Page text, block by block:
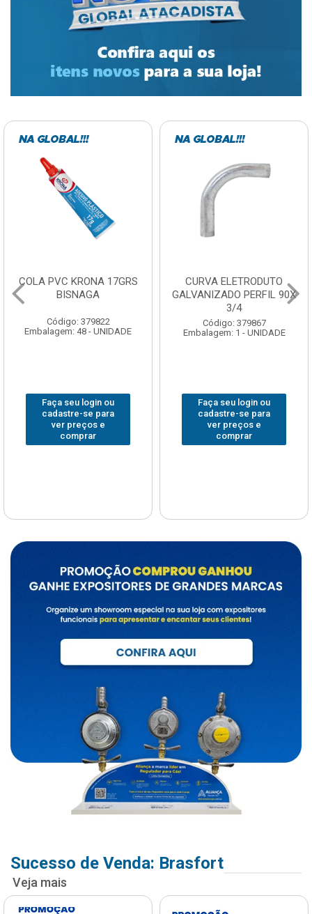
COLA PVC KRONA 17GRS
BISNAGA
Código: 379822
Embalagem: 48 - UNIDADE
Faça seu login ou
cadastre-se para
ver preços e
comprar
CURVA ELETRODUTO
GALVANIZADO PERFIL 90X
3/4
Código: 379867
Embalagem: 1 - UNIDADE
Faça seu login ou
cadastre-se para
ver preços e
comprar
Sucesso de Venda: Brasfort
Veja mais